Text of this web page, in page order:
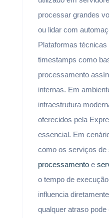
processar grandes
ou lidar com
Plataformas
timestamps como
processamento
internas. Em
infraestrutura
oferecidos pela
essencial. Em
como os serviços de
processamentoe
o tempo de
influencia
qualquer atraso